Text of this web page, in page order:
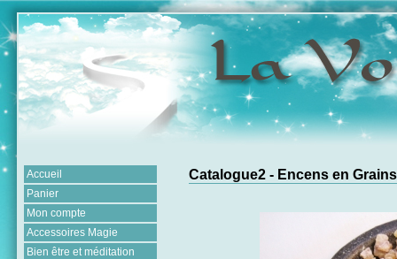
Accueil
Panier
Mon compte
Accessoires Magie
Bien être et méditation
Catalogue2 - Encens en Grains